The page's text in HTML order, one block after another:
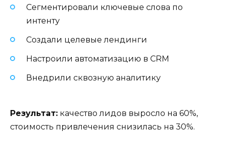
Сегментировали ключевые слова по
интенту
Создали целевые лендинги
Настроили автоматизацию в CRM
Внедрили сквозную аналитику
Результат: качество лидов выросло на 60%,
стоимость привлечения снизилась на 30%.